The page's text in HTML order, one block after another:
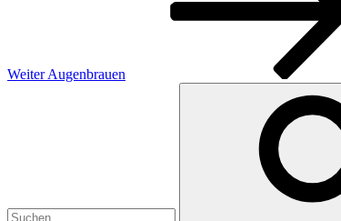
Weiter Augenbrauen